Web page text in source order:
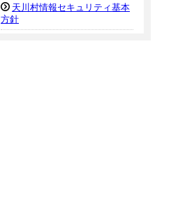
天川村情報セキュリティ基本
方針